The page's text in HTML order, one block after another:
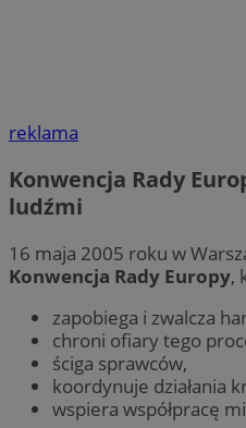
reklama
Konwencja Rady
ludźmi
16 maja 2005 roku w
Konwencja Rady Europy,
zapobiega i zwalcza
chroni ofiary tego
ściga sprawców,
koordynuje działania
wspiera współpracę